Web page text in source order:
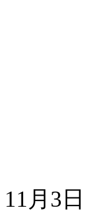
11月3